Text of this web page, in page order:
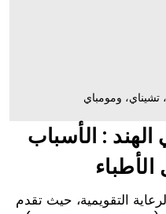
تشيناي، ومومباي
: الأسباب
التقويمية، حيث تقدم